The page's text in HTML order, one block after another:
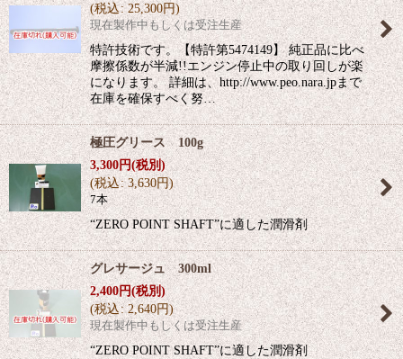
(税込: 25,300円)
現在製作中もしくは受注生産
特許技術です。【特許第5474149】 純正品に比べ
摩擦係数が半減!!エンジン停止中の取り回しが楽
になります。 詳細は、http://www.peo.nara.jpまで
在庫を確保すべく努…
極圧グリース 100g
3,300円(税別)
(税込: 3,630円)
7本
“ZERO POINT SHAFT”に適した潤滑剤
グレサージュ 300ml
2,400円(税別)
(税込: 2,640円)
現在製作中もしくは受注生産
“ZERO POINT SHAFT”に適した潤滑剤